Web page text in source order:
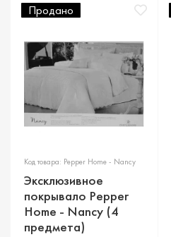
Продано
Код товара: Pepper Home - Nancy
Эксклюзивное
покрывало Pepper
Home - Nancy (4
предмета)